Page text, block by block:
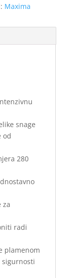
Maxima
snage
od
280
za
radi
plamenom
sigurnosti